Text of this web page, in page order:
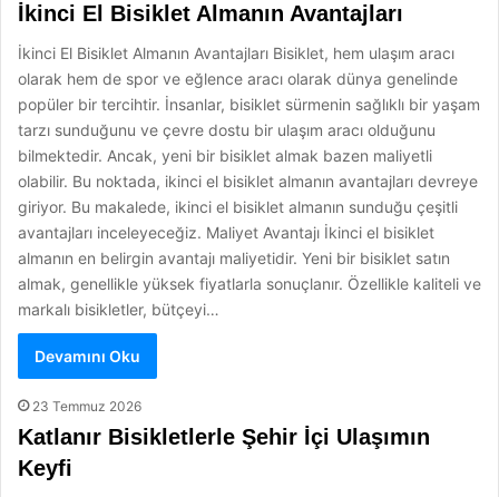
İkinci El Bisiklet Almanın Avantajları
İkinci El Bisiklet Almanın Avantajları Bisiklet, hem ulaşım aracı
olarak hem de spor ve eğlence aracı olarak dünya genelinde
popüler bir tercihtir. İnsanlar, bisiklet sürmenin sağlıklı bir yaşam
tarzı sunduğunu ve çevre dostu bir ulaşım aracı olduğunu
bilmektedir. Ancak, yeni bir bisiklet almak bazen maliyetli
olabilir. Bu noktada, ikinci el bisiklet almanın avantajları devreye
giriyor. Bu makalede, ikinci el bisiklet almanın sunduğu çeşitli
avantajları inceleyeceğiz. Maliyet Avantajı İkinci el bisiklet
almanın en belirgin avantajı maliyetidir. Yeni bir bisiklet satın
almak, genellikle yüksek fiyatlarla sonuçlanır. Özellikle kaliteli ve
markalı bisikletler, bütçeyi…
Devamını Oku
23 Temmuz 2026
Katlanır Bisikletlerle Şehir İçi Ulaşımın
Keyfi